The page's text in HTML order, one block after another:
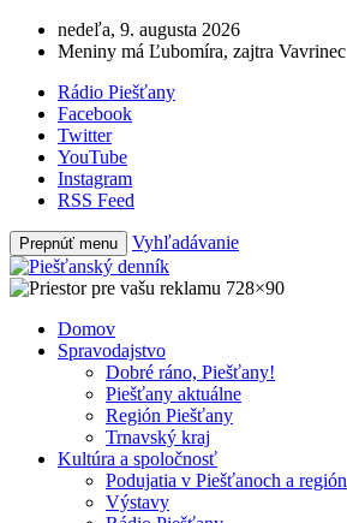
nedeľa, 9. augusta 2026
Meniny má Ľubomíra, zajtra Vavrinec
Rádio Piešťany
Facebook
Twitter
YouTube
Instagram
RSS Feed
Prepnúť menu Vyhľadávanie
Domov
Spravodajstvo
Dobré ráno, Piešťany!
Piešťany aktuálne
Región Piešťany
Trnavský kraj
Kultúra a spoločnosť
Podujatia v Piešťanoch a región
Výstavy